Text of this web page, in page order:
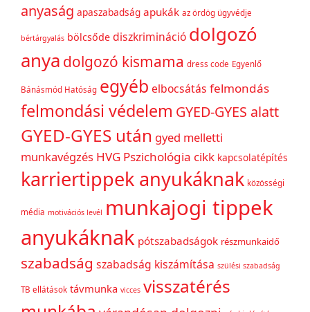
anyaság apaszabadság apukák az ördög ügyvédje
bértárgyalás bölcsőde diszkrimináció dolgozó
anya dolgozó kismama dress code Egyenlő
Bánásmód Hatóság egyéb elbocsátás felmondás
felmondási védelem GYED-GYES alatt
GYED-GYES után gyed melletti
munkavégzés HVG Pszichológia cikk kapcsolatépítés
karriertippek anyukáknak közösségi
média motivációs levél munkajogi tippek
anyukáknak pótszabadságok részmunkaidő
szabadság szabadság kiszámítása szülési szabadság
TB ellátások távmunka vicces visszatérés